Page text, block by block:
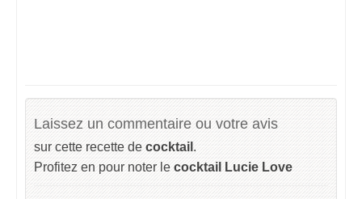
Laissez un commentaire ou votre avis
sur cette recette de cocktail .
Profitez en pour noter le cocktail Lucie Love